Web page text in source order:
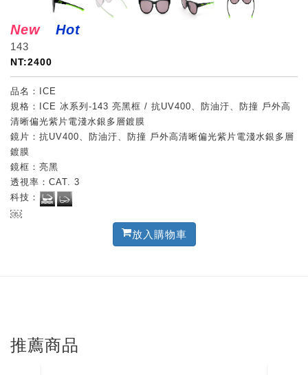
New Hot
143
NT:2400
品名：ICE
規格：ICE 冰系列-143 亮黑框 / 抗UV400、防油汙、防撞 戶外高
清晰偏光紫片電淺水銀多層鍍膜
鏡片：抗UV400、防油汙、防撞 戶外高清晰偏光紫片電淺水銀多層
鍍膜
鏡框：亮黑
透視率：CAT. 3
科技：
￼
放入購物車
推薦商品